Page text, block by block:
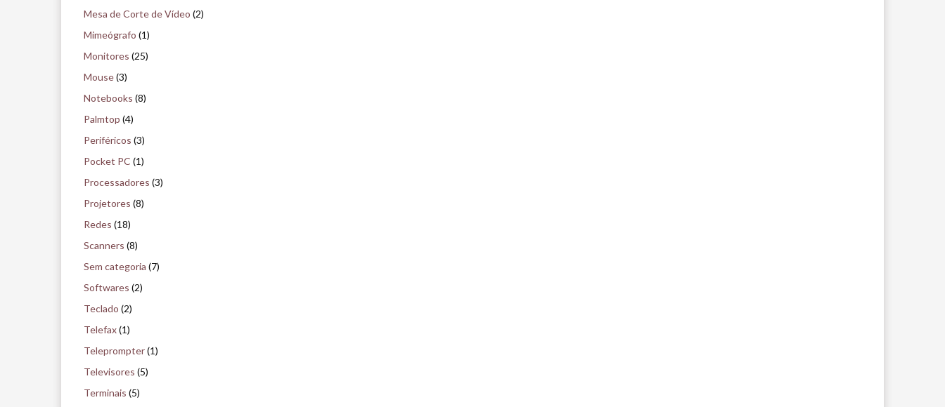
Mesa de Corte de Vídeo (2)
Mimeógrafo (1)
Monitores (25)
Mouse(3)
Notebooks (8)
Palmtop (4)
Periféricos (3)
Pocket PC (1)
Processadores (3)
Projetores (8)
Redes (18)
Scanners (8)
Sem categoria (7)
Softwares (2)
Teclado (2)
Telefax(1)
Teleprompter(1)
Televisores (5)
Terminais (5)